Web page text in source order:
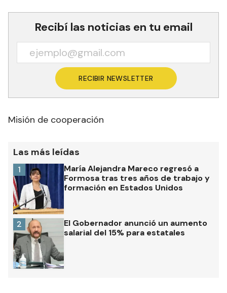
Recibí las noticias en tu email
RECIBIR NEWSLETTER
Misión de cooperación
Las más leídas
María Alejandra Mareco regresó a
Formosa tras tres años de trabajo y
formación en Estados Unidos
1
El Gobernador anunció un aumento
salarial del 15% para estatales
2